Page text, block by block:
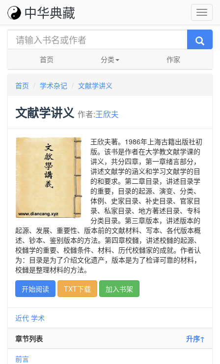
中华典藏
首页 分类 作家
首页 学术杂记 文献学讲义
文献学讲义 作者:王欣夫
王欣夫著。1986年上海古籍出版社初
版。该书是作者在大学教文献学课的
讲义，共分四章，第一章绪言部分，
讲述文献学的涵义和学习文献学的目
的和要求。第二章目录，讲述目录学
的重要，目录的起源、演变、分类、
体例、史家目录、补史目录、官家目
录、私家目录、地方著述目录、专科
分类目录。第三章版本，讲述版本的
起源、发展、重要性、版本前的文献材料、写本、各代版本概
述、钞本、鉴别版本的方法。第四章校雠，讲述校雠的起源、
校雠学的重要、校雠条件、材料、历代校雠家的成就。作者认
为：目录是为了介绍文化遗产，版本是为了检译可靠的材料，
校雠是整理材料的方法。
开始阅读
TXT下载 加入书架
近代 学术
章节列表 升序↑
前言